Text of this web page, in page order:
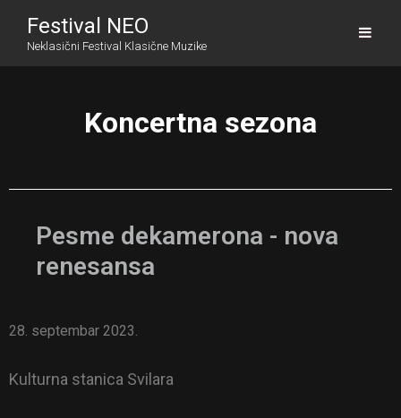
Festival NEO
Neklasični Festival Klasične Muzike
Koncertna sezona
Pesme dekamerona - nova
renesansa
28. septembar 2023.
Kulturna stanica Svilara